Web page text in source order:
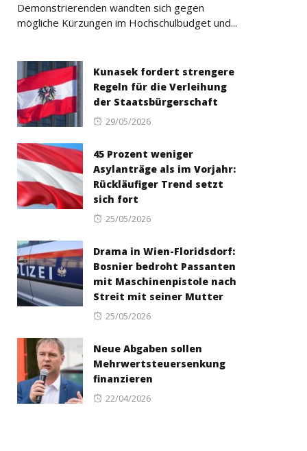
Demonstrierenden wandten sich gegen
mögliche Kürzungen im Hochschulbudget und...
Kunasek fordert strengere
Regeln für die Verleihung
der Staatsbürgerschaft
Posted
29/05/2026
45 Prozent weniger
Asylanträge als im Vorjahr:
Rückläufiger Trend setzt
sich fort
Posted
25/05/2026
Drama in Wien-Floridsdorf:
Bosnier bedroht Passanten
mit Maschinenpistole nach
Streit mit seiner Mutter
Posted
25/05/2026
Neue Abgaben sollen
Mehrwertsteuersenkung
finanzieren
Posted
22/04/2026